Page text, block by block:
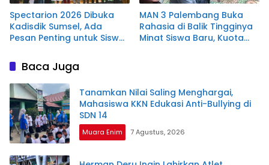
Spectarion 2026 Dibuka
Kadisdik Sumsel, Ada
Pesan Penting untuk Siswa
MAN 3 Palembang Buka
Rahasia di Balik Tingginya
Minat Siswa Baru, Kuota
Baca Juga
Tanamkan Nilai Saling Menghargai,
Mahasiswa KKN Edukasi Anti-Bullying di
SDN 14
Muara Enim 7 Agustus, 2026